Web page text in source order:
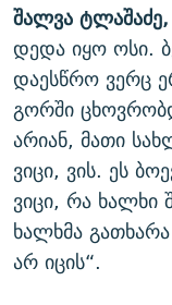
შალვა
დედა იყო ოსი.
დაესწრო ვერც
გორში
არიან, მათი
ვიცი, ვის. ეს
ვიცი, რა
ხალხმა
არ იცის“.